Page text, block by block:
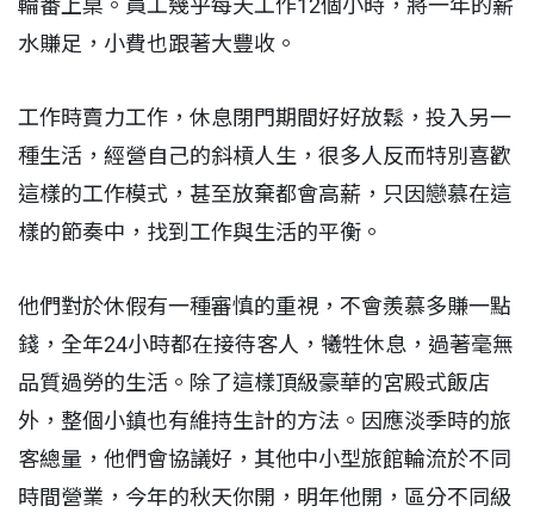
輪番上桌。員工幾乎每天工作12個小時，將一年的薪
水賺足，小費也跟著大豐收。
工作時賣力工作，休息閉門期間好好放鬆，投入另一
種生活，經營自己的斜槓人生，很多人反而特別喜歡
這樣的工作模式，甚至放棄都會高薪，只因戀慕在這
樣的節奏中，找到工作與生活的平衡。
他們對於休假有一種審慎的重視，不會羨慕多賺一點
錢，全年24小時都在接待客人，犧牲休息，過著毫無
品質過勞的生活。除了這樣頂級豪華的宮殿式飯店
外，整個小鎮也有維持生計的方法。因應淡季時的旅
客總量，他們會協議好，其他中小型旅館輪流於不同
時間營業，今年的秋天你開，明年他開，區分不同級